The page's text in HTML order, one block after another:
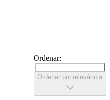
Ordenar:
Ordenar por relevância